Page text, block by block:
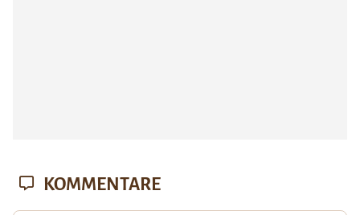
KOMMENTARE